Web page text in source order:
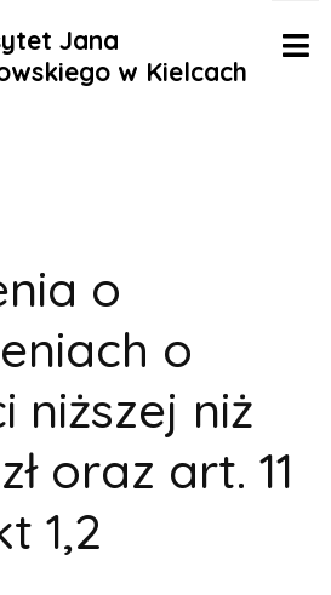
Jana
w Kielcach
o
o
niższej niż
oraz art. 11
1,2